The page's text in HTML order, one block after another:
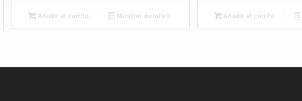
Añadir al carrito Mostrar detalles Añadir al carrito